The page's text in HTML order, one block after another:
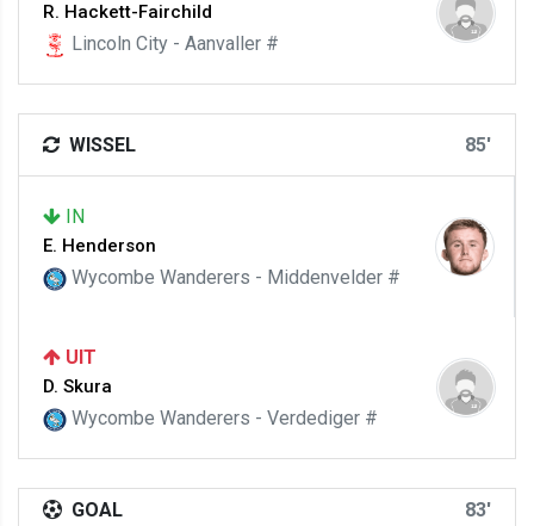
R. Hackett-Fairchild
Lincoln City - Aanvaller #
WISSEL 85'
IN
E. Henderson
Wycombe Wanderers - Middenvelder #
UIT
D. Skura
Wycombe Wanderers - Verdediger #
GOAL 83'